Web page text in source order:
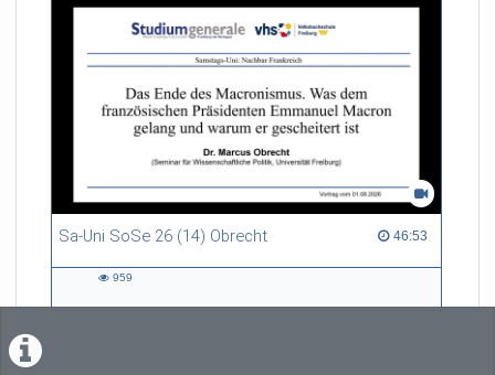
Sa-Uni SoSe 26 (14) Obrecht 46:53
46:53 duration
959